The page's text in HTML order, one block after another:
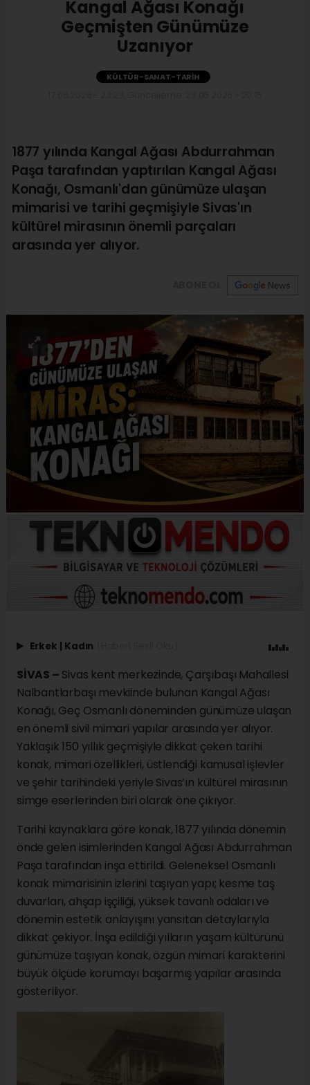
Kangal Ağası Konağı
Geçmişten Günümüze
Uzanıyor
KÜLTÜR-SANAT-TARIH
1877 yılında Kangal Ağası Abdurrahman
Paşa tarafından yaptırılan Kangal Ağası
Konağı, Osmanlı'dan günümüze ulaşan
mimarisi ve tarihi geçmişiyle Sivas'ın
kültürel mirasının önemli parçaları
arasında yer alıyor.
Erkek Kadın
SİVAS – Sivas kent merkezinde, Çarşıbaşı Mahallesi
Nalbantlarbaşı mevkiinde bulunan Kangal Ağası
Konağı, Geç Osmanlı döneminden günümüze ulaşan
en önemli sivil mimari yapılar arasında yer alıyor.
Yaklaşık 150 yıllık geçmişiyle dikkat çeken tarihi
konak, mimari özellikleri, üstlendiği kamusal işlevler
ve şehir tarihindeki yeriyle Sivas’ın kültürel mirasının
simge eserlerinden biri olarak öne çıkıyor.
Tarihi kaynaklara göre konak, 1877 yılında dönemin
önde gelen isimlerinden Kangal Ağası Abdurrahman
Paşa tarafından inşa ettirildi. Geleneksel Osmanlı
konak mimarisinin izlerini taşıyan yapı; kesme taş
duvarları, ahşap işçiliği, yüksek tavanlı odaları ve
dönemin estetik anlayışını yansıtan detaylarıyla
dikkat çekiyor. İnşa edildiği yılların yaşam kültürünü
günümüze taşıyan konak, özgün mimari karakterini
büyük ölçüde korumayı başarmış yapılar arasında
gösteriliyor.